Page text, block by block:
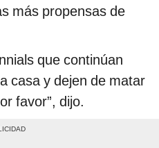
más propensas de
que continúan
casa y dejen de matar
favor”, dijo.